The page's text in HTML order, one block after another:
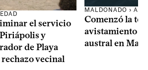
el servicio
y
de Playa
vecinal
MALDONADO ›
Comenzó la
avistamiento
austral en